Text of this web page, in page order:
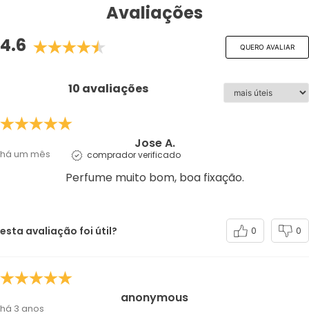
Avaliações
4.6
QUERO AVALIAR
10 avaliações
Jose A.
há um mês comprador verificado
Perfume muito bom, boa fixação.
esta avaliação foi útil? 0 0
anonymous
há 3 anos